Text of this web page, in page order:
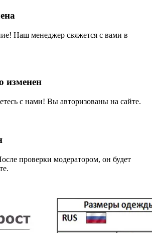
Наш менеджер свяжется с вами в
изменен
с нами! Вы авторизованы на сайте.
проверки модератором, он будет